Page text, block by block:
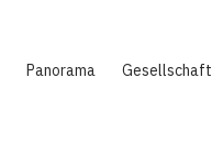
Panorama Gesellschaft